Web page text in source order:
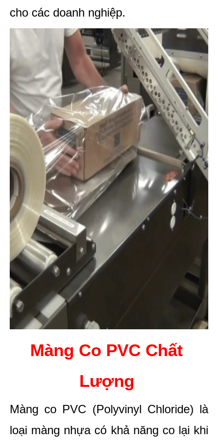
cho các doanh nghiệp.
Màng Co PVC Chất
Lượng
Màng co PVC (Polyvinyl Chloride) là
loại màng nhựa có khả năng co lại khi